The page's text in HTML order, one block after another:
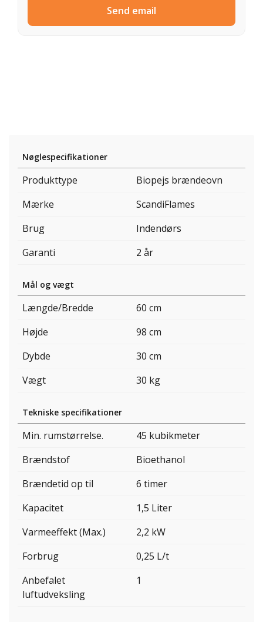
Send email
Nøglespecifikationer
Produkttype
Biopejs brændeovn
Mærke
ScandiFlames
Brug
Indendørs
Garanti
2 år
Mål og vægt
Længde/Bredde
60 cm
Højde
98 cm
Dybde
30 cm
Vægt
30 kg
Tekniske specifikationer
Min. rumstørrelse.
45 kubikmeter
Brændstof
Bioethanol
Brændetid op til
6 timer
Kapacitet
1,5 Liter
Varmeeffekt (Max.)
2,2 kW
Forbrug
0,25 L/t
Anbefalet
luftudveksling
1